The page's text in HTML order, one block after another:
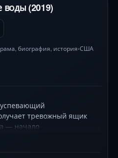
(2019)
, биография, история•США
тревожный ящик
— начало
в ложь